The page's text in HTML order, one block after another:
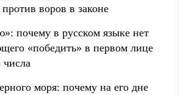
воров в законе
почему в русском языке нет
«победить» в первом лице
числа
моря: почему на его дне